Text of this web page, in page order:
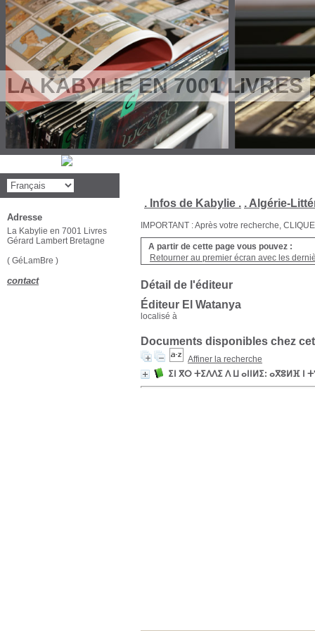
LA KABYLIE EN 7001 LIVRES
. Infos de Kabylie . . Algérie-
IMPORTANT : Après votre recherche,
A partir de cette page vous pouvez :
Retourner au premier écran avec les
Détail de l'éditeur
Éditeur El Watanya
localisé à
Documents disponibles chez
Affiner la recherche
ⵉⵏ ⴳⵔ ⵜⵉⴷⴷⵉ ⴷ ⵡ ⴰⵏⵏⵍⵉ: ⴰⴳⵓⵍⴼ ⵏ
Adresse
La Kabylie en 7001 Livres
Gérard Lambert Bretagne
( GéLamBre )
contact